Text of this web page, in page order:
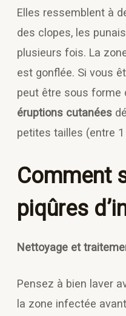
Elles ressemblent à
des clopes, les
plusieurs fois. La
est gonflée. Si vous
peut être sous forme
éruptions cutanées
petites tailles (entre
Comment
piqûres
Nettoyage et
Pensez à bien laver
la zone infectée